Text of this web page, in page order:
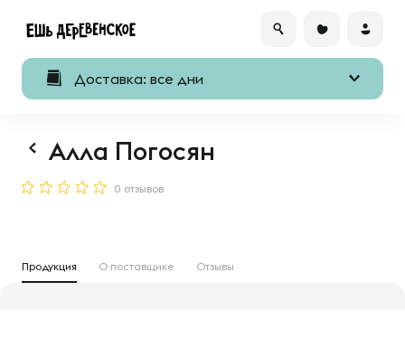
Доставка: все дни
Алла Погосян
0 отзывов
Продукция О поставщике Отзывы